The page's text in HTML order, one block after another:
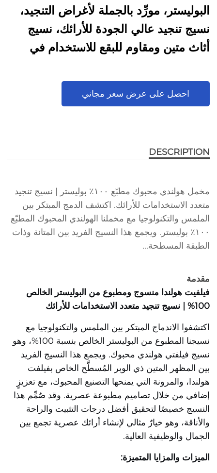
البوليستر، مورِّد بالجملة لأغراض التنجيد،
نسيج تنجيد عالي الجودة للأرائك، نسيج
أثاث متين ومقاوم للبقع للاستخدام في
والمشاريع التجارية
احصل على عرض سعر مجاني
DESCRIPTION
مخمل هولندي محبوك مطبّع ١٠٠٪ بوليستر | نسيج تنجيد
متعدد الاستخدامات للأرائك. اكتشف الدمج المبتكر بين
الملمس والتكنولوجيا مع مخملنا الهولندي المحبوك المطبّع
١٠٠٪ بوليستر. ويجمع هذا النسيج الفريد بين المتانة وذات
الطبقة المسطحة...
مقدمة
فيلفيت هولندا منسوج ومطبوع من البوليستر الخالص
100% | نسيج تنجيد متعدد الاستخدامات للأرائك
اكتشفوا الاندماج المبتكر بين الملمس والتكنولوجيا مع
نسيجنا المطبوع من البوليستر الخالص بنسبة 100%، وهو
نسيج فيلفتي هولندي محبوك. ويجمع هذا النسيج الفريد
بين المظهر المتين ذي الوبر المُسطَّح الخاص بفيلفت
هولندا، والمرونة التي يمنحها التصنيع المحبوك، مع تعزيزٍ
إضافي من خلال تصاميم مطبوعة عصرية. وقد صُمِّم هذا
النسيج خصيصًا لتحقيق أفضل درجات التثبيت والراحة
والأناقة، وهو خيارٌ مثالي لإنشاء أرائك عصرية تجمع بين
الجمال والوظيفية العالية.
الميزات والمزايا المتميزة: